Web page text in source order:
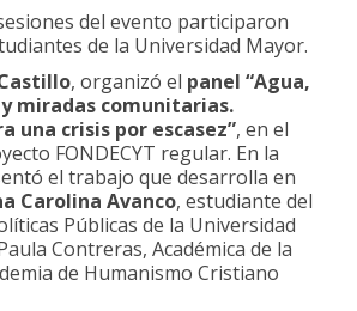
del evento participaron
de la Universidad Mayor.
, organizó el panel “Agua,
miradas comunitarias.
una crisis por escasez”, en el
FONDECYT regular. En la
el trabajo que desarrolla en
Carolina Avanco, estudiante del
Públicas de la Universidad
Contreras, Académica de la
de Humanismo Cristiano